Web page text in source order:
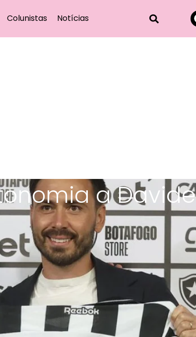
Colunistas Notícias
a Davide